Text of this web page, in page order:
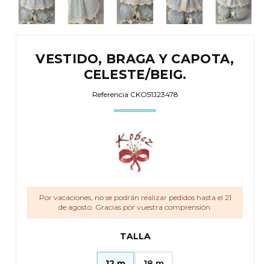
VESTIDO, BRAGA Y CAPOTA,
CELESTE/BEIG.
Referencia CKO51J23478
Por vacaciones, no se podrán realizar pedidos hasta el 21
de agosto. Gracias por vuestra comprensión.
TALLA